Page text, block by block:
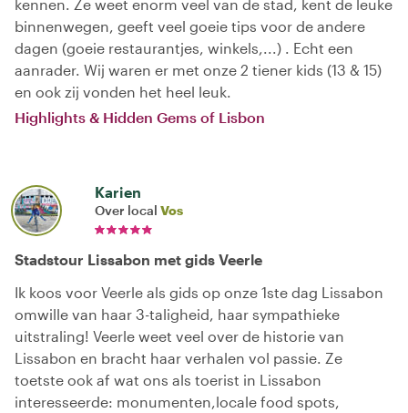
kennen. Ze weet enorm veel van de stad, kent de leuke
binnenwegen, geeft veel goeie tips voor de andere
dagen (goeie restaurantjes, winkels,...) . Echt een
aanrader. Wij waren er met onze 2 tiener kids (13 & 15)
en ook zij vonden het heel leuk.
Highlights & Hidden Gems of Lisbon
Karien
Over local Vos
Stadstour Lissabon met gids Veerle
Ik koos voor Veerle als gids op onze 1ste dag Lissabon
omwille van haar 3-taligheid, haar sympathieke
uitstraling! Veerle weet veel over de historie van
Lissabon en bracht haar verhalen vol passie. Ze
toetste ook af wat ons als toerist in Lissabon
interesseerde: monumenten,locale food spots,